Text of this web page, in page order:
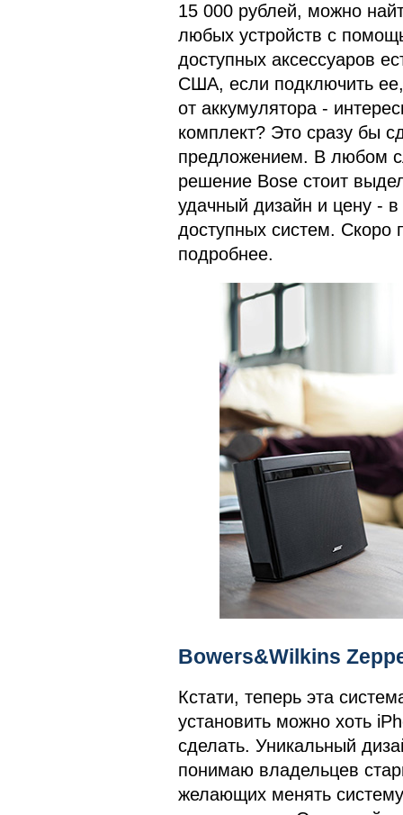
15 000 рублей, можно
любых устройств с
доступных аксессуаров
США, если подключить
от аккумулятора -
комплект? Это сразу бы
предложением. В любом
решение Bose стоит
удачный дизайн и цену -
доступных систем. Скоро
подробнее.
Bowers&Wilkins
Кстати, теперь эта
установить можно хоть
сделать. Уникальный
понимаю владельцев
желающих менять